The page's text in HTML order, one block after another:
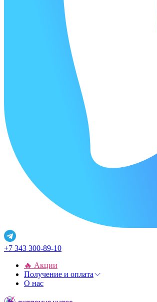
+7 343 300-89-10
🔥 Акции
Получение и оплата
О нас